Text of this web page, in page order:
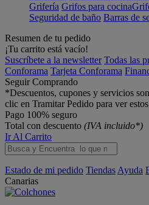
Grifería Grifos para cocina
Seguridad de baño Barras de
Resumen de tu pedido
¡Tu carrito está vacío!
Suscríbete a la newsletter Todas las
Conforama Tarjeta Conforama
Seguir Comprando
*Descuentos, cupones y servicios
clic en Tramitar Pedido para ver
Pago 100% seguro
Total con descuento (IVA incluido*)
Ir Al Carrito
Estado de mi pedido Tiendas Ayuda
Canarias